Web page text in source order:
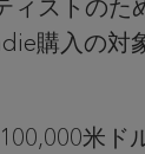
ィストのた
購入の対
米ド